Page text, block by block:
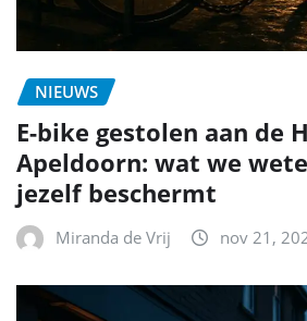
NIEUWS
E-bike gestolen aan de
Apeldoorn: wat we
jezelf beschermt
Miranda de Vrij nov 21,